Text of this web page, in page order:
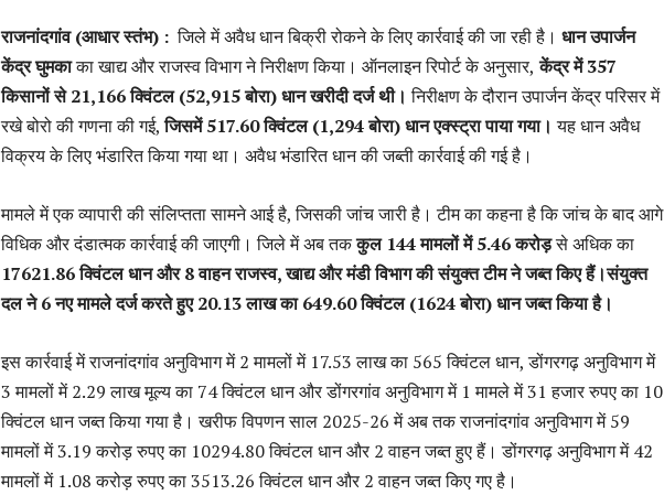
राजनांदगांव (आधार स्तंभ) : जिले में अवैध धान बिक्री रोकने के लिए कार्रवाई की जा रही है। धान उपार्जन
केंद्र घुमकाका खाद्य और राजस्व विभाग ने निरीक्षण किया। ऑनलाइन रिपोर्ट के अनुसार, केंद्र में 357
किसानों से 21,166 क्विंटल (52,915 बोरा) धान खरीदी दर्ज थी। निरीक्षण के दौरान उपार्जन केंद्र परिसर में
रखे बोरो की गणना की गई,जिसमें 517.60 क्विंटल (1,294 बोरा) धान एक्स्ट्रा पाया गया। यह धान अवैध
विक्रय के लिए भंडारित किया गया था। अवैध भंडारित धान की जब्ती कार्रवाई की गई है।
मामले में एक व्यापारी की संलिप्तता सामने आई है, जिसकी जांच जारी है। टीम का कहना है कि जांच के बाद आगे
विधिक और दंडात्मक कार्रवाई की जाएगी। जिले में अब तककुल 144 मामलों में 5.46 करोड़से अधिक का
17621.86 क्विंटल धान और 8 वाहन राजस्व, खाद्य और मंडी विभाग की संयुक्त टीम ने जब्त किए हैं।संयुक्त
दल ने 6 नए मामले दर्ज करते हुए 20.13 लाख का 649.60 क्विंटल (1624 बोरा) धान जब्त किया है।
इस कार्रवाई में राजनांदगांव अनुविभाग में 2 मामलों में 17.53 लाख का 565 क्विंटल धान, डोंगरगढ़ अनुविभाग में
3 मामलों में 2.29 लाख मूल्य का 74 क्विंटल धान और डोंगरगांव अनुविभाग में 1 मामले में 31 हजार रुपए का 10
क्विंटल धान जब्त किया गया है। खरीफ विपणन साल 2025-26 में अब तक राजनांदगांव अनुविभाग में 59
मामलों में 3.19 करोड़ रुपए का 10294.80 क्विंटल धान और 2 वाहन जब्त हुए हैं। डोंगरगढ़ अनुविभाग में 42
मामलों में 1.08 करोड़ रुपए का 3513.26 क्विंटल धान और 2 वाहन जब्त किए गए है।